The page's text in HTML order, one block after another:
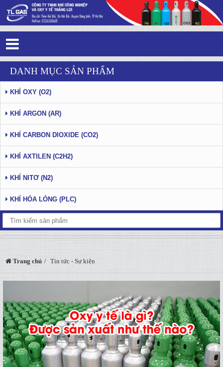
Tin tức - Sự kiện - Trang 9
DANH MỤC SẢN PHẨM
KHÍ OXY (O2)
KHÍ ARGON (AR)
KHÍ CARBON DIOXIDE (CO2)
KHÍ AXTILEN (C2H2)
KHÍ NITƠ (N2)
KHÍ HÓA LỎNG (PLC)
Trang chủ Tin tức - Sự kiện